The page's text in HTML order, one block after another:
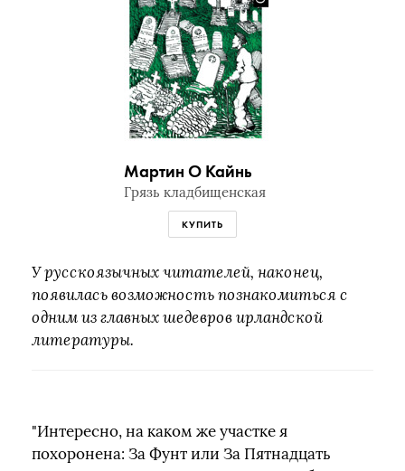
Мартин О Кайнь
Грязь кладбищенская
КУПИТЬ
У русскоязычных читателей, наконец,
появилась возможность познакомиться с
одним из главных шедевров ирландской
литературы.
"Интересно, на каком же участке я
похоронена: За Фунт или За Пятнадцать